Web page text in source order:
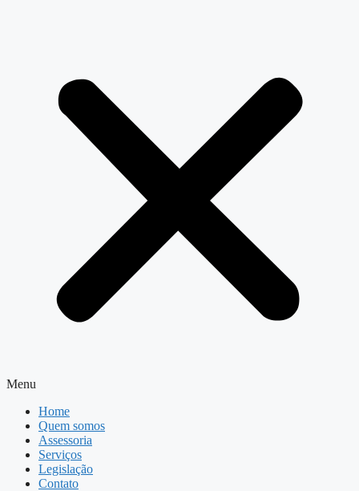
Menu
Home
Quem somos
Assessoria
Serviços
Legislação
Contato